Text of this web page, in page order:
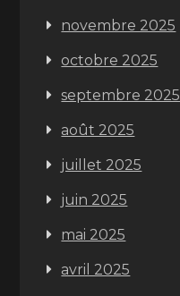
novembre 2025
octobre 2025
septembre 2025
août 2025
juillet 2025
juin 2025
mai 2025
avril 2025